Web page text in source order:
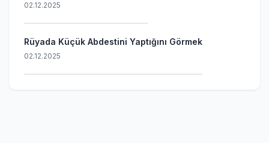
02.12.2025
Rüyada Küçük Abdestini Yaptığını Görmek
02.12.2025